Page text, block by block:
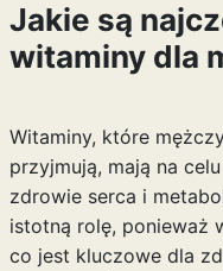
Jakie są
witaminy dla
Witaminy, które
przyjmują, mają na
zdrowie serca i
istotną rolę, ponieważ
co jest kluczowe dla